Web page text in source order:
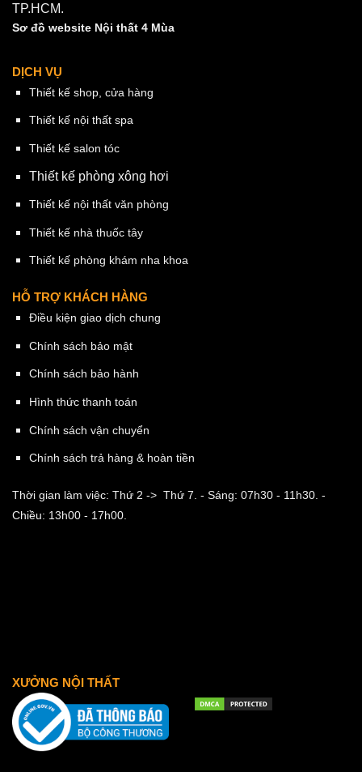
TP.HCM.
Sơ đồ website Nội thất 4 Mùa
DỊCH VỤ
Thiết kế shop, cửa hàng
Thiết kế nội thất spa
Thiết kế salon tóc
Thiết kế phòng xông hơi
Thiết kế nội thất văn phòng
Thiết kế nhà thuốc tây
Thiết kế phòng khám nha khoa
HỖ TRỢ KHÁCH HÀNG
Điều kiện giao dịch chung
Chính sách bảo mật
Chính sách bảo hành
Hình thức thanh toán
Chính sách vận chuyển
Chính sách trả hàng & hoàn tiền
Thời gian làm việc: Thứ 2 -> Thứ 7. - Sáng: 07h30 - 11h30. -
Chiều: 13h00 - 17h00.
XƯỞNG NỘI THẤT